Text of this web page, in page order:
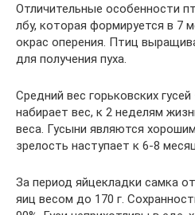
Отличительные особенности
лбу, которая формируется в 7
окрас оперения. Птиц
для получения пуха.
Средний вес горьковских
набирает вес, к 2 неделям
веса. Гусыни являются
зрелость наступает к 6-8
За период яйцекладки самка
яиц весом до 170 г.